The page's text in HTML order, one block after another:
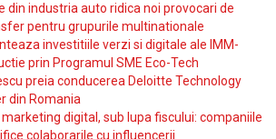
din industria auto ridica noi provocari de
pentru grupurile multinationale
investitiile verzi si digitale ale IMM-
prin Programul SME Eco-Tech
preia conducerea Deloitte Technology
din Romania
digital, sub lupa fiscului: companiile
colaborarile cu influencerii